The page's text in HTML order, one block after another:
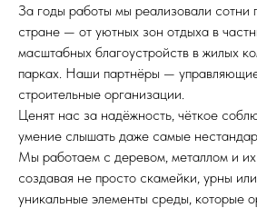
За годы работы мы реализовали сотни
стране — от уютных зон отдыха в
масштабных благоустройств в жилых
парках. Наши партнёры —
строительные организации.
Ценят нас за надёжность, чёткое
умение слышать даже самые
Мы работаем с деревом, металлом и
создавая не просто скамейки, урны
уникальные элементы среды, которые